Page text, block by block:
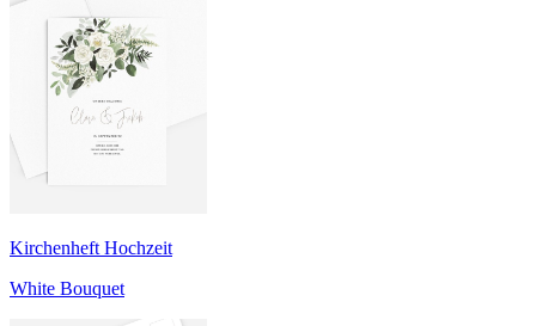
Kirchenheft Hochzeit
White Bouquet